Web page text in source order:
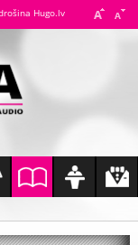
Hugo.lv